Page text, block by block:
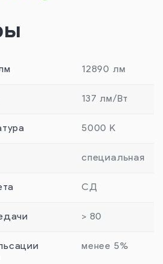
12890 лм
137 лм/Вт
5000 К
специальная
СД
> 80
менее 5%